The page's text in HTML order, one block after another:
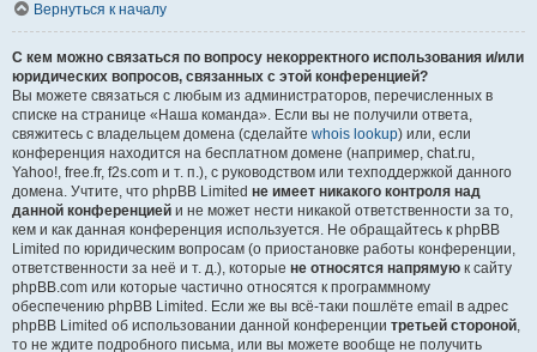
Вернуться к началу
С кем можно связаться по вопросу некорректного использования и/или
юридических вопросов, связанных с этой конференцией?
Вы можете связаться с любым из администраторов, перечисленных в
списке на странице «Наша команда». Если вы не получили ответа,
свяжитесь с владельцем домена (сделайте whois lookup) или, если
конференция находится на бесплатном домене (например, chat.ru,
Yahoo!, free.fr, f2s.com и т. п.), с руководством или техподдержкой данного
домена. Учтите, что phpBB Limited не имеет никакого контроля над
данной конференцией и не может нести никакой ответственности за то,
кем и как данная конференция используется. Не обращайтесь к phpBB
Limited по юридическим вопросам (о приостановке работы конференции,
ответственности за неё и т. д.), которые не относятся напрямую к сайту
phpBB.com или которые частично относятся к программному
обеспечению phpBB Limited. Если же вы всё-таки пошлёте email в адрес
phpBB Limited об использовании данной конференции третьей стороной,
то не ждите подробного письма, или вы можете вообще не получить